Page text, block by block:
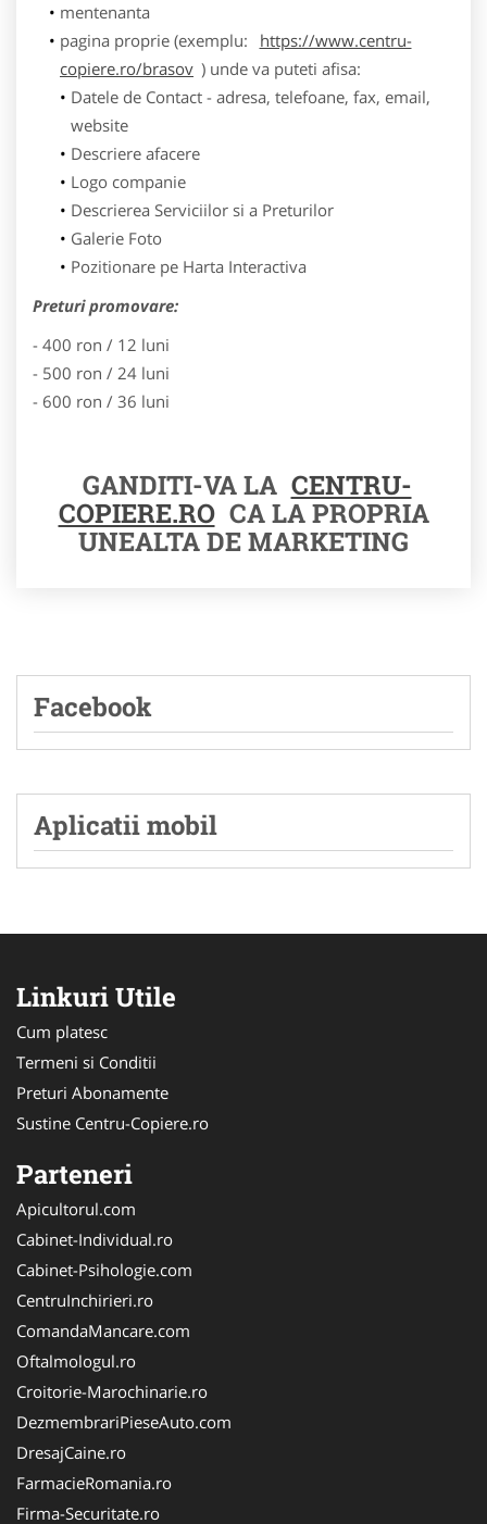
mentenanta
pagina proprie (exemplu:
https://www.centru-
copiere.ro/brasov ) unde va puteti afisa:
Datele de Contact - adresa, telefoane, fax, email,
website
Descriere afacere
Logo companie
Descrierea Serviciilor si a Preturilor
Galerie Foto
Pozitionare pe Harta Interactiva
Preturi promovare:
- 400 ron / 12 luni
- 500 ron / 24 luni
- 600 ron / 36 luni
GANDITI-VA LA CENTRU-
COPIERE.RO CA LA PROPRIA
UNEALTA DE MARKETING
Facebook
Aplicatii mobil
Linkuri Utile
Cum platesc
Termeni si Conditii
Preturi Abonamente
Sustine Centru-Copiere.ro
Parteneri
Apicultorul.com
Cabinet-Individual.ro
Cabinet-Psihologie.com
CentruInchirieri.ro
ComandaMancare.com
Oftalmologul.ro
Croitorie-Marochinarie.ro
DezmembrariPieseAuto.com
DresajCaine.ro
FarmacieRomania.ro
Firma-Securitate.ro